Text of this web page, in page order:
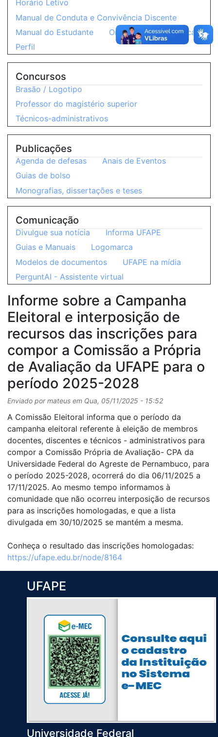
Informe sobre a Campanha
Eleitoral e interposição de
recursos das inscrições para
compor a Comissão a Própria
de Avaliação da UFAPE para o
período 2025-2028
Enviado pormateus em Qua, 05/11/2025 - 15:52
A Comissão Eleitoral informa que o período da
campanha eleitoral referente à eleição de membros
docentes, discentes e técnicos - administrativos para
compor a Comissão Própria de Avaliação- CPA da
Universidade Federal do Agreste de Pernambuco, para
o período 2025-2028, ocorrerá do dia 06/11/2025 a
17/11/2025. Ao mesmo tempo informamos à
comunidade que não ocorreu interposição de recursos
para as inscrições homologadas, e que a lista
divulgada em 30/10/2025 se mantém a mesma.
Conheça o resultado das inscrições homologadas:
https://ufape.edu.br/node/8164
Horário Letivo
Manual de Conduta e Convivência Discente
Manual do Estudante
Orientação pedagógica
Perfil
Concursos
Brasão / Logotipo
Professor do magistério superior
Técnicos-administrativos
Publicações
Agenda de defesas
Anais de Eventos
Guias de bolso
Monografias, dissertações e teses
Comunicação
Divulgue sua notícia
Informa UFAPE
Guias e Manuais
Logomarca
Modelos de documentos
UFAPE na mídia
PerguntAI - Assistente virtual
UFAPE
Universidade Federal